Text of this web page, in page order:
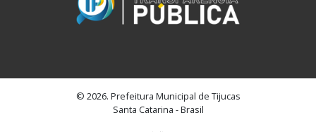
© 2026. Prefeitura Municipal de Tijucas
Santa Catarina - Brasil